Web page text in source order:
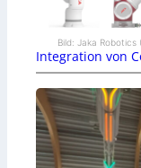
Bild: Jaka Robotics
Integration von